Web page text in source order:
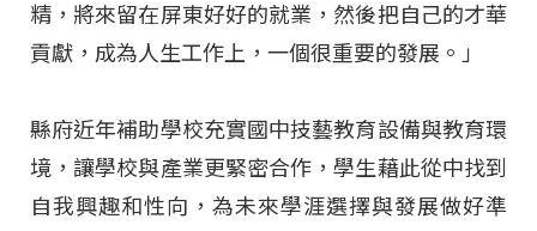
精，將來留在屏東好好的就業，然後把自己的才華
貢獻，成為人生工作上，一個很重要的發展。」
縣府近年補助學校充實國中技藝教育設備與教育環
境，讓學校與產業更緊密合作，學生藉此從中找到
自我興趣和性向，為未來學涯選擇與發展做好準